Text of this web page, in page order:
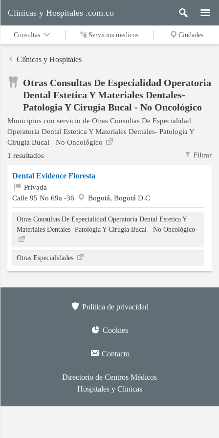
Servicios
medicos
Ciudades
Buscar
Clinicas y Hospitales .com.co
Consultas Servicios medicos Ciudades
Clínicas y Hospitales
Otras Consultas De Especialidad Operatoria
Dental Estetica Y Materiales Dentales-
Patologia Y Cirugia Bucal - No Oncológico
Municipios con servicio de Otras Consultas De Especialidad
Operatoria Dental Estetica Y Materiales Dentales- Patologia Y
Cirugia Bucal - No Oncológico
Filtrar
1 resultados
Dental Evidence Floresta
Privada
Calle 95 No 69a -36
Bogotá, Bogotá D.C
Otras Consultas De Especialidad Operatoria Dental Estetica Y
Materiales Dentales- Patologia Y Cirugia Bucal - No Oncológico
Otras Especialidades
Política de privacidad
Cookies
Contacto
Directorio de Centros Médicos
Hospitales y Clínicas